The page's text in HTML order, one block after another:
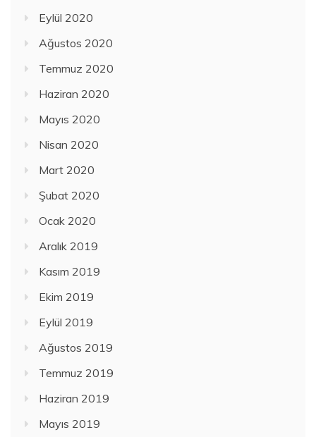
Eylül 2020
Ağustos 2020
Temmuz 2020
Haziran 2020
Mayıs 2020
Nisan 2020
Mart 2020
Şubat 2020
Ocak 2020
Aralık 2019
Kasım 2019
Ekim 2019
Eylül 2019
Ağustos 2019
Temmuz 2019
Haziran 2019
Mayıs 2019